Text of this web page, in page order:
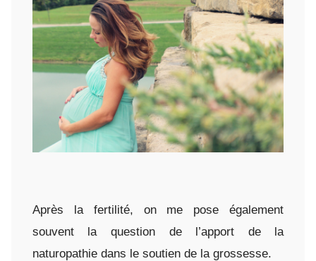
DE
LA
Après la fertilité, on me pose également
souvent la question de l’apport de la
naturopathie dans le soutien de la grossesse.